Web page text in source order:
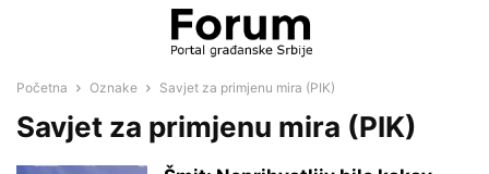
Početna Oznake Savjet za primjenu mira (PIK)
Savjet za primjenu mira (PIK)